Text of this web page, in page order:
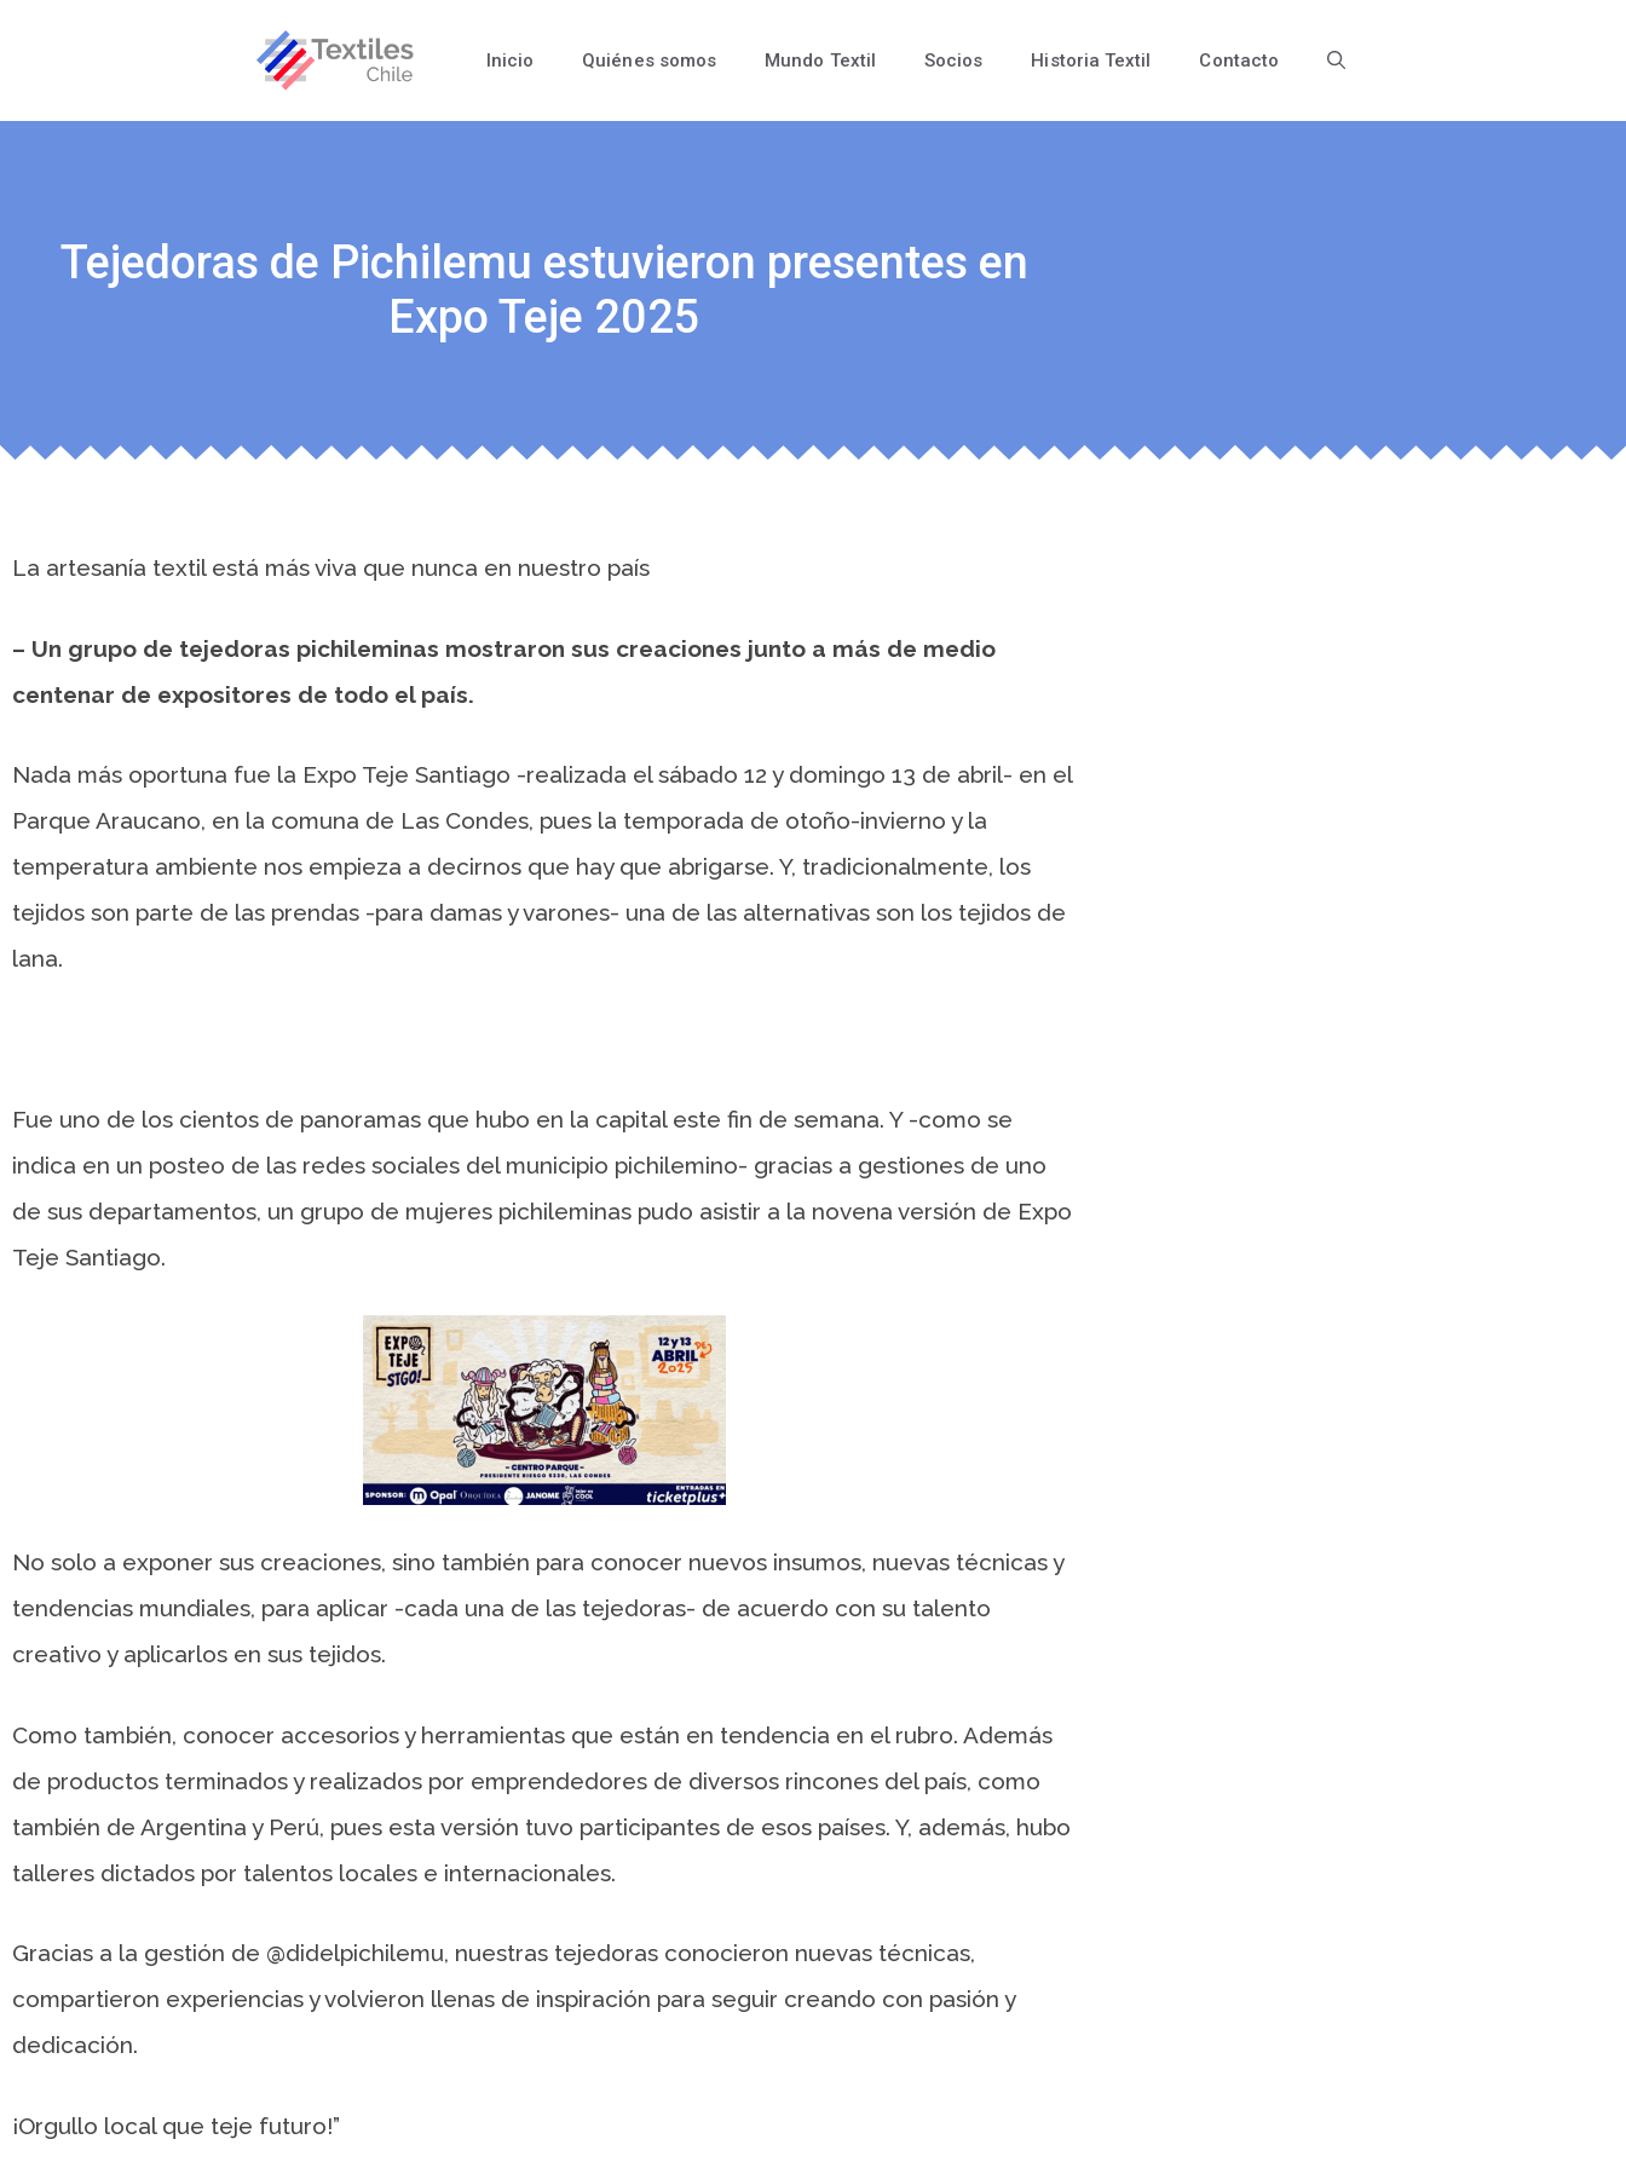
Inicio Quiénes somos Mundo Textil Socios Historia Textil Contacto
Tejedoras de Pichilemu estuvieron presentes en
Expo Teje 2025
La artesanía textil está más viva que nunca en nuestro país
– Un grupo de tejedoras pichileminas mostraron sus creaciones junto a más de medio
centenar de expositores de todo el país.
Nada más oportuna fue la Expo Teje Santiago -realizada el sábado 12 y domingo 13 de abril- en el
Parque Araucano, en la comuna de Las Condes, pues la temporada de otoño-invierno y la
temperatura ambiente nos empieza a decirnos que hay que abrigarse. Y, tradicionalmente, los
tejidos son parte de las prendas -para damas y varones- una de las alternativas son los tejidos de
lana.
Fue uno de los cientos de panoramas que hubo en la capital este fin de semana. Y -como se
indica en un posteo de las redes sociales del municipio pichilemino- gracias a gestiones de uno
de sus departamentos, un grupo de mujeres pichileminas pudo asistir a la novena versión de Expo
Teje Santiago.
No solo a exponer sus creaciones, sino también para conocer nuevos insumos, nuevas técnicas y
tendencias mundiales, para aplicar -cada una de las tejedoras- de acuerdo con su talento
creativo y aplicarlos en sus tejidos.
Como también, conocer accesorios y herramientas que están en tendencia en el rubro. Además
de productos terminados y realizados por emprendedores de diversos rincones del país, como
también de Argentina y Perú, pues esta versión tuvo participantes de esos países. Y, además, hubo
talleres dictados por talentos locales e internacionales.
Gracias a la gestión de @didelpichilemu, nuestras tejedoras conocieron nuevas técnicas,
compartieron experiencias y volvieron llenas de inspiración para seguir creando con pasión y
dedicación.
¡Orgullo local que teje futuro!”